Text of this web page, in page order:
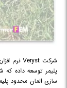
شرکت Veryst نرم افزاری جامع و کامل تحت عنوان
پلیمر توسعه داده که
سازی المان محدود